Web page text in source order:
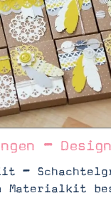
–
–
Materialkit